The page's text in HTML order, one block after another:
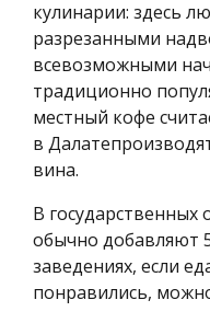
кулинарии: здесь
разрезанными
всевозможными
традиционно
местный кофе
в
вина.
В государственных
обычно добавляют 5
заведениях, если
понравились,